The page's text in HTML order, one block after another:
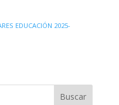
EDUCACIÓN 2025-
Buscar